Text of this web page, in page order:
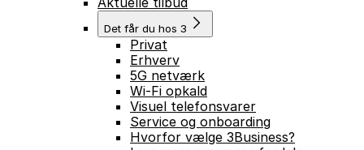
Det får du hos 3
Privat
Erhverv
5G netværk
Wi-Fi opkald
Visuel telefonsvarer
Service og onboarding
Hvorfor vælge 3Business?